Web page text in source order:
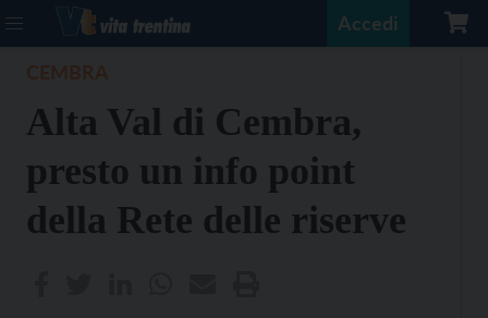
Accedi
Alta Val di Cembra,
presto un info point
della Rete delle riserve